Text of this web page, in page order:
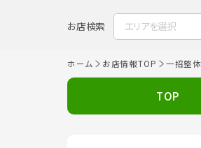
お店検索 エリアを選択
ホーム お店情報TOP 一招整
TOP